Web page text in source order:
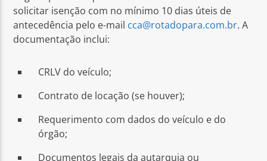
solicitar isenção com no mínimo 10 dias úteis de
antecedência pelo e-mail cca@rotadopara.com.br. A
documentação inclui:
CRLV do veículo;
Contrato de locação (se houver);
Requerimento com dados do veículo e do
órgão;
Documentos legais da autarquia ou